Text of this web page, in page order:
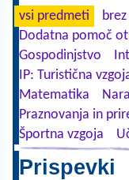
vsi predmeti
Dodatna pomoč
Gospodinjstvo
IP: Turistična
Matematika
Praznovanja in
Športna vzgoja
Prispevki